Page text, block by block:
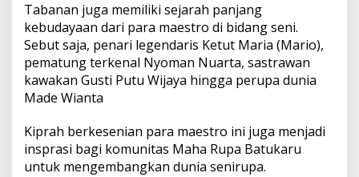
Tabanan juga memiliki sejarah panjang
kebudayaan dari para maestro di bidang seni.
Sebut saja, penari legendaris Ketut Maria (Mario),
pematung terkenal Nyoman Nuarta, sastrawan
kawakan Gusti Putu Wijaya hingga perupa dunia
Made Wianta
Kiprah berkesenian para maestro ini juga menjadi
insprasi bagi komunitas Maha Rupa Batukaru
untuk mengembangkan dunia senirupa.